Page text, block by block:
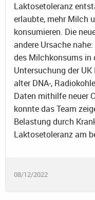
Laktosetoleranz
erlaubte, mehr Milch
konsumieren. Die
andere Ursache
des Milchkonsums in
Untersuchung der
alter DNA-,
Daten mithilfe neuer
konnte das Team
Belastung durch
Laktosetoleranz am
08/12/2022